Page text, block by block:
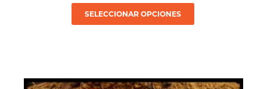
SELECCIONAR OPCIONES